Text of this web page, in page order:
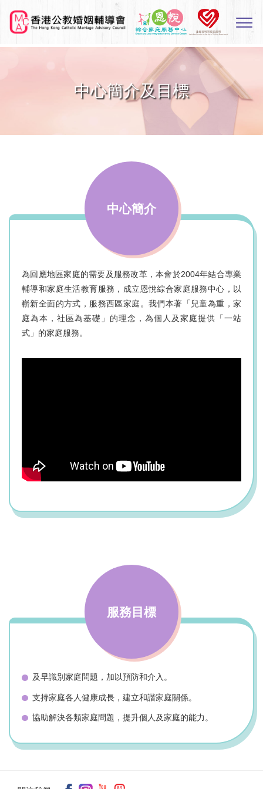
main
content
中心簡介及目標
中心簡介
為回應地區家庭的需要及服務改革，本會於2004年結合專業
輔導和家庭生活教育服務，成立恩悅綜合家庭服務中心，以
嶄新全面的方式，服務西區家庭。我們本著「兒童為重，家
庭為本，社區為基礎」的理念，為個人及家庭提供「一站
式」的家庭服務。
服務目標
及早識別家庭問題，加以預防和介入。
支持家庭各人健康成長，建立和諧家庭關係。
協助解決各類家庭問題，提升個人及家庭的能力。